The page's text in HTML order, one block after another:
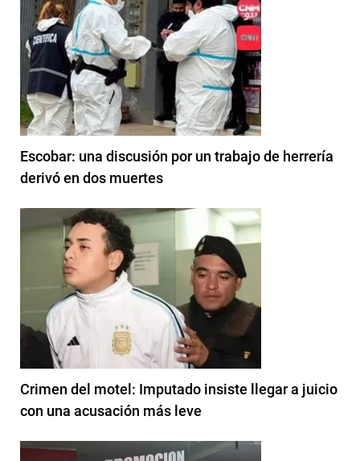
Escobar: una discusión por un trabajo de herrería
derivó en dos muertes
Crimen del motel: Imputado insiste llegar a juicio
con una acusación más leve